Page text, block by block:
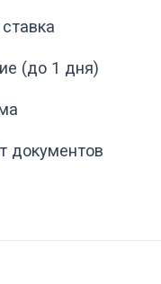
(до 1 дня)
документов